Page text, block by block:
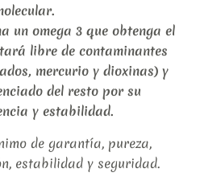
un omega 3 que obtenga el
libre de contaminantes
mercurio y dioxinas) y
del resto por su
y estabilidad.
de garantía, pureza,
estabilidad y seguridad.